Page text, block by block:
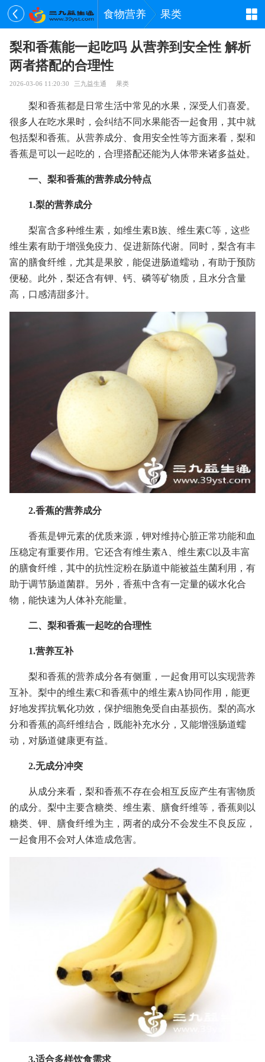
食物营养 果类
梨和香蕉能一起吃吗 从营养到安全性 解析
两者搭配的合理性
2026-03-06 11:20:30 三九益生通 果类
梨和香蕉都是日常生活中常见的水果，深受人们喜爱。
很多人在吃水果时，会纠结不同水果能否一起食用，其中就
包括梨和香蕉。从营养成分、食用安全性等方面来看，梨和
香蕉是可以一起吃的，合理搭配还能为人体带来诸多益处。
一、梨和香蕉的营养成分特点
1.梨的营养成分
梨富含多种维生素，如维生素B族、维生素C等，这些
维生素有助于增强免疫力、促进新陈代谢。同时，梨含有丰
富的膳食纤维，尤其是果胶，能促进肠道蠕动，有助于预防
便秘。此外，梨还含有钾、钙、磷等矿物质，且水分含量
高，口感清甜多汁。
2.香蕉的营养成分
香蕉是钾元素的优质来源，钾对维持心脏正常功能和血
压稳定有重要作用。它还含有维生素A、维生素C以及丰富
的膳食纤维，其中的抗性淀粉在肠道中能被益生菌利用，有
助于调节肠道菌群。另外，香蕉中含有一定量的碳水化合
物，能快速为人体补充能量。
二、梨和香蕉一起吃的合理性
1.营养互补
梨和香蕉的营养成分各有侧重，一起食用可以实现营养
互补。梨中的维生素C和香蕉中的维生素A协同作用，能更
好地发挥抗氧化功效，保护细胞免受自由基损伤。梨的高水
分和香蕉的高纤维结合，既能补充水分，又能增强肠道蠕
动，对肠道健康更有益。
2.无成分冲突
从成分来看，梨和香蕉不存在会相互反应产生有害物质
的成分。梨中主要含糖类、维生素、膳食纤维等，香蕉则以
糖类、钾、膳食纤维为主，两者的成分不会发生不良反应，
一起食用不会对人体造成危害。
3.适合多样饮食需求